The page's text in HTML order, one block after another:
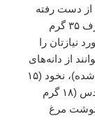
از دست رفته
شانسی برای رشد مجدد نخواهند داشت. مصرف ۳۵ گرم
نیازتان را
از دانه‌های
کوینولا (۸ گرم پروتئین به ازای هر فنجان پخته ‌شده)، نخود (۱۵
گرم پروتئین به ازای هر فنجان پخته شده) و عدس (۱۸ گرم
گوشت مرغ